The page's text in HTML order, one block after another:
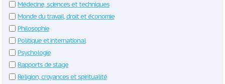
Médecine, sciences et techniques
Monde du travail, droit et économie
Philosophie
Politique et international
Psychologie
Rapports de stage
Religion, croyances et spiritualité